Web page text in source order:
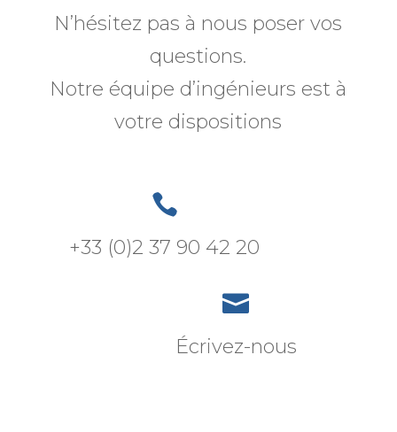
N’hésitez pas à nous poser vos
questions.
Notre équipe d’ingénieurs est à
votre dispositions

+33 (0)2 37 90 42 20

Écrivez-nous